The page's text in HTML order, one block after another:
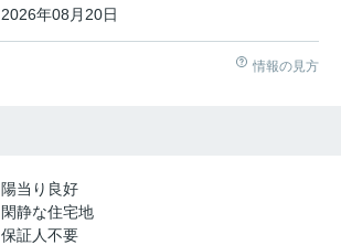
2026年08月20日
情報の見方
陽当り良好
閑静な住宅地
保証人不要